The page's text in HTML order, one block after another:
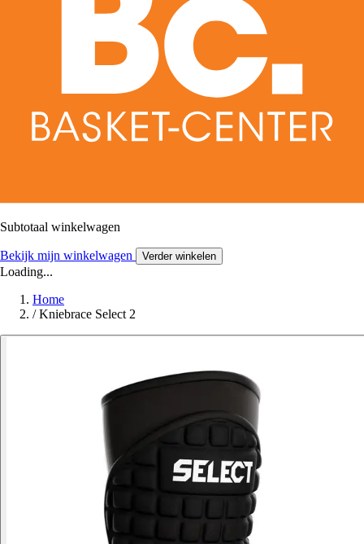
Subtotaal winkelwagen
Bekijk mijn winkelwagen Verder winkelen
Loading...
Home
/ Kniebrace Select 2